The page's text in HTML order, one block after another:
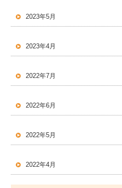
2023年5月
2023年4月
2022年7月
2022年6月
2022年5月
2022年4月